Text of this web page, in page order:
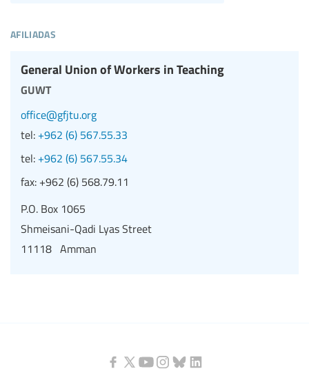
afiliadas
General Union of Workers in Teaching
guwt
office@gfjtu.org
tel: +962 (6) 567.55.33
tel: +962 (6) 567.55.34
fax: +962 (6) 568.79.11
P.O. Box 1065
Shmeisani-Qadi Lyas Street
11118 Amman